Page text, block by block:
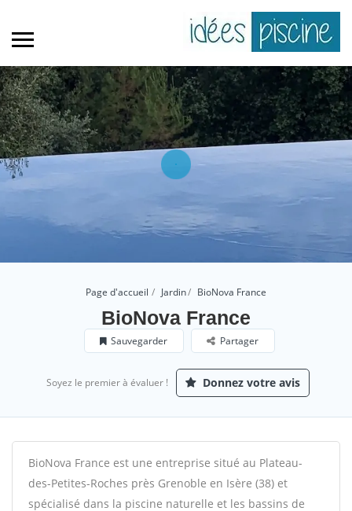
Page d'accueil Jardin BioNova France
BioNova France
Sauvegarder Partager
Soyez le premier à évaluer ! Donnez votre avis
BioNova France est une entreprise situé au Plateau-
des-Petites-Roches près Grenoble en Isère (38) et
spécialisé dans la piscine naturelle et les bassins de